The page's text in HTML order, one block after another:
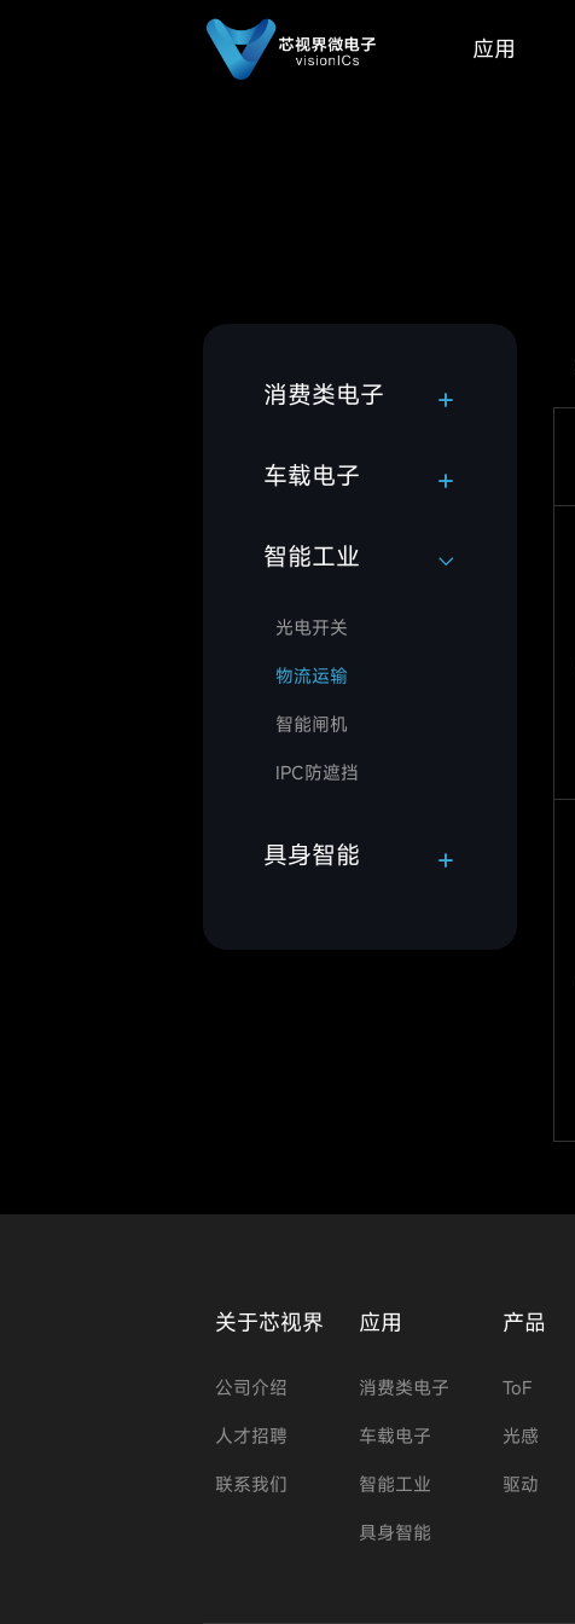
应用
消费类电子
车载电子
智能工业
光电开关
物流运输
智能闸机
IPC防遮挡
具身智能
关于芯视界
公司介绍
人才招聘
联系我们
应用
消费类电子
车载电子
智能工业
具身智能
产品
ToF
光感
驱动